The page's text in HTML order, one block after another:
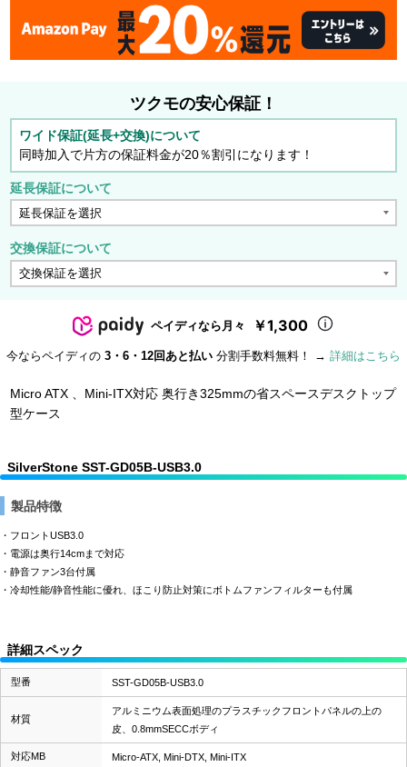
ツクモの安心保証！
ワイド保証(延長+交換)について
同時加入で片方の保証料金が20％割引になります！
延長保証について
交換保証について
ペイディなら月々 ￥1,300
今ならペイディの 3・6・12回あと払い 分割手数料無料！ → 詳細はこちら
Micro ATX 、Mini-ITX対応 奥行き325mmの省スペースデスクトップ
型ケース
SilverStone SST-GD05B-USB3.0
製品特徴
・フロントUSB3.0
・電源は奥行14cmまで対応
・静音ファン3台付属
・冷却性能/静音性能に優れ、ほこり防止対策にボトムファンフィルターも付属
詳細スペック
型番 SST-GD05B-USB3.0
材質
アルミニウム表面処理のプラスチックフロントパネルの上の
皮、0.8mmSECCボディ
対応MB Micro-ATX, Mini-DTX, Mini-ITX